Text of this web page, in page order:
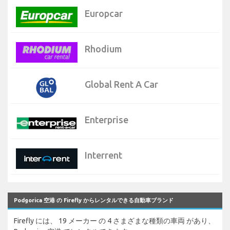
Europcar
Rhodium
Global Rent A Car
Enterprise
Interrent
Podgorica 空港 の Firefly からレンタルできる自動車ブランド
Firefly には、 19 メーカー の 4 さまざまな種類の車両 があり、